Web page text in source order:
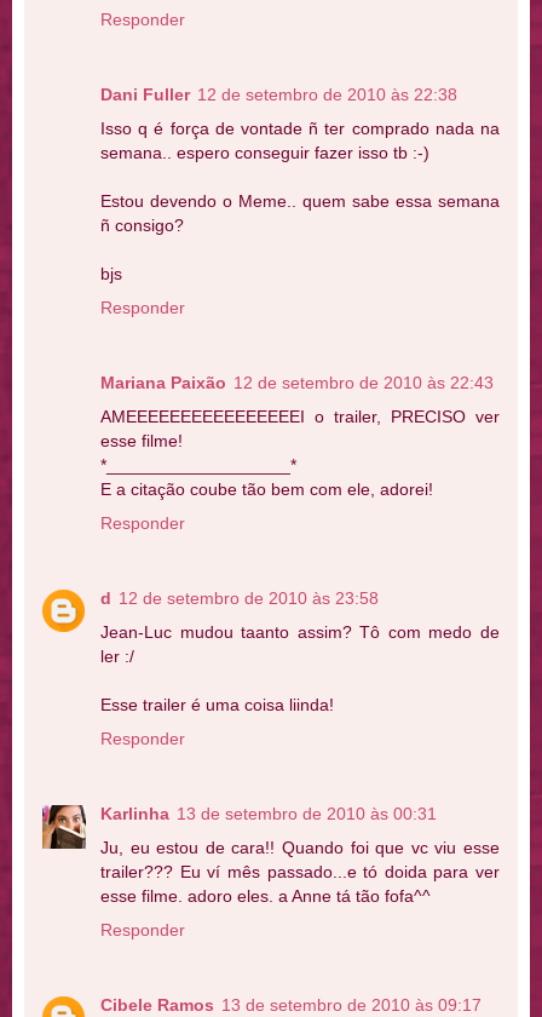
Responder
Dani Fuller 12 de setembro de 2010 às 22:38
Isso q é força de vontade ñ ter comprado nada na
semana.. espero conseguir fazer isso tb :-)
Estou devendo o Meme.. quem sabe essa semana
ñ consigo?
bjs
Responder
Mariana Paixão 12 de setembro de 2010 às 22:43
AMEEEEEEEEEEEEEEEEI o trailer, PRECISO ver
esse filme!
*___________________*
E a citação coube tão bem com ele, adorei!
Responder
d 12 de setembro de 2010 às 23:58
Jean-Luc mudou taanto assim? Tô com medo de
ler :/
Esse trailer é uma coisa liinda!
Responder
Karlinha 13 de setembro de 2010 às 00:31
Ju, eu estou de cara!! Quando foi que vc viu esse
trailer??? Eu ví mês passado...e tó doida para ver
esse filme. adoro eles. a Anne tá tão fofa^^
Responder
Cibele Ramos 13 de setembro de 2010 às 09:17